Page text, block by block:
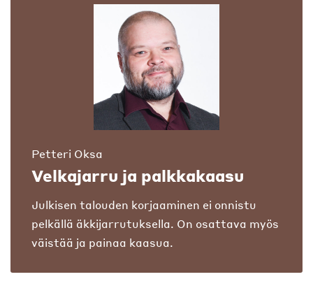
Petteri Oksa
Velkajarru ja palkkakaasu
Julkisen talouden korjaaminen ei onnistu
pelkällä äkkijarrutuksella. On osattava myös
väistää ja painaa kaasua.